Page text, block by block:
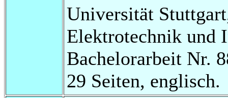
Universität
Elektrotechnik und
Bachelorarbeit Nr.
29 Seiten, englisch.